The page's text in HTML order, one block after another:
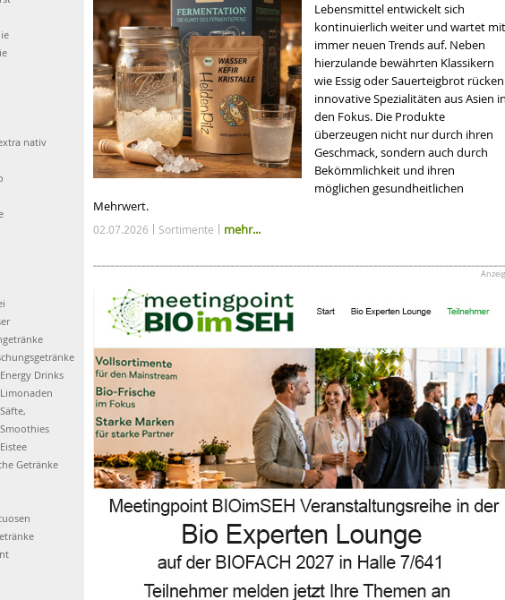
nativ
Energy Drinks
Limonaden
Säfte,
Smoothies
Eistee
Getränke
Lebensmittel entwickelt sich
kontinuierlich weiter und wartet mit
immer neuen Trends auf. Neben
hierzulande bewährten Klassikern
wie Essig oder Sauerteigbrot rücken
innovative Spezialitäten aus Asien
den Fokus. Die Produkte
überzeugen nicht nur durch ihren
Geschmack, sondern auch durch
Bekömmlichkeit und ihren
möglichen gesundheitlichen
Mehrwert.
02.07.2026 Sortimente mehr...